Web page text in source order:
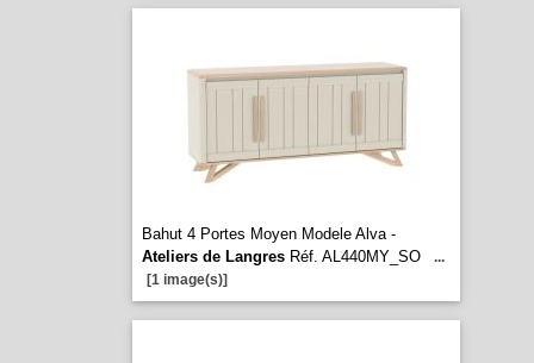
Bahut 4 Portes Moyen Modele Alva -
Ateliers de LangresRéf. AL440MY_SO
...
[1 image(s)]